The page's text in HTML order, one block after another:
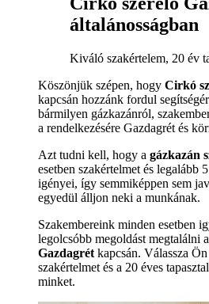
általánosságban
Kiváló szakértelem, 20 év
Köszönjük szépen, hogy Cirkó
kapcsán hozzánk fordul
bármilyen gázkazánról,
a rendelkezésére Gazdagrét és
Azt tudni kell, hogy a gázkazán
esetben szakértelmet és legalább
igényei, így semmiképpen sem
egyedül álljon neki a munkának.
Szakembereink minden esetben
legolcsóbb megoldást megtalálni a
Gazdagrét kapcsán. Válassza
szakértelmet és a 20 éves
minket.